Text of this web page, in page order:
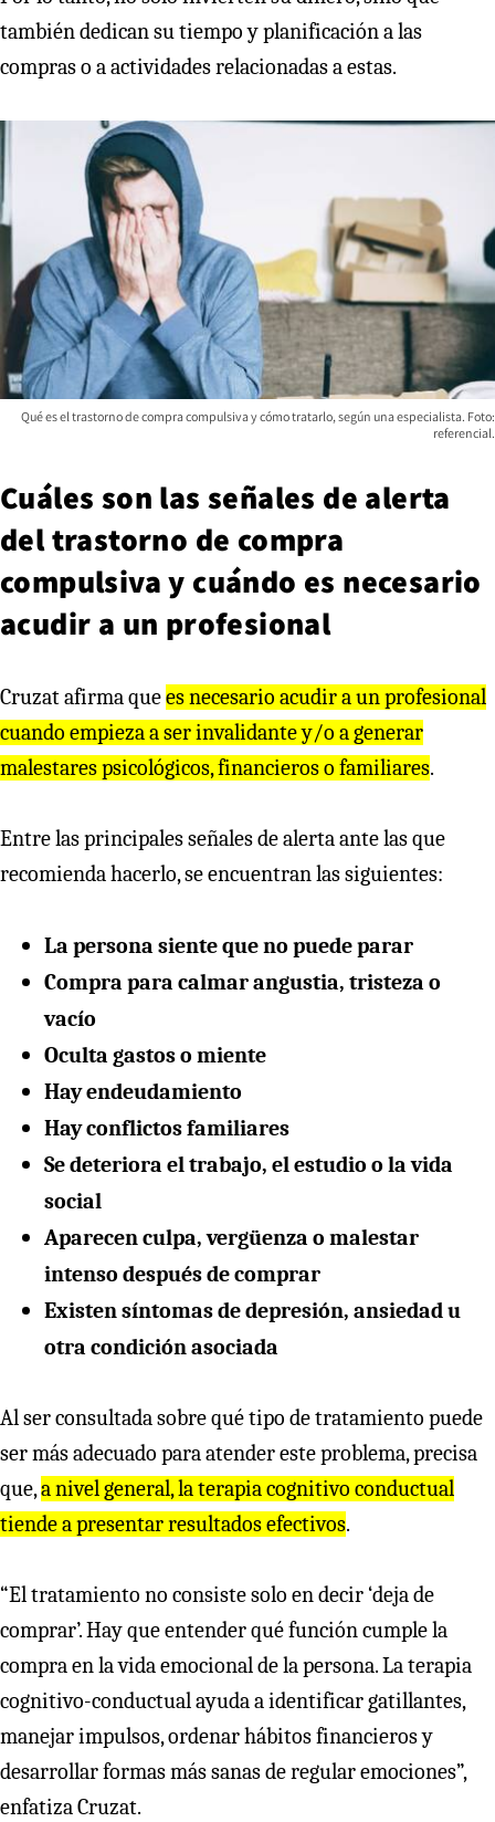
también dedican su tiempo y planificación a las
compras o a actividades relacionadas a estas.
Qué es el trastorno de compra compulsiva y cómo tratarlo, según una especialista. Foto:
referencial.
Cuáles son las señales de alerta
del trastorno de compra
compulsiva y cuándo es necesario
acudir a un profesional
Cruzat afirma quees necesario acudir a un profesional
cuando empieza a ser invalidante y/o a generar
malestares psicológicos, financieros o familiares.
Entre las principales señales de alerta ante las que
recomienda hacerlo, se encuentran las siguientes:
La persona siente que no puede parar
Compra para calmar angustia, tristeza o
vacío
Oculta gastos o miente
Hay endeudamiento
Hay conflictos familiares
Se deteriora el trabajo, el estudio o la vida
social
Aparecen culpa, vergüenza o malestar
intenso después de comprar
Existen síntomas de depresión, ansiedad u
otra condición asociada
Al ser consultada sobre qué tipo de tratamiento puede
ser más adecuado para atender este problema, precisa
que,a nivel general, la terapia cognitivo conductual
tiende a presentar resultados efectivos.
“El tratamiento no consiste solo en decir ‘deja de
comprar’. Hay que entender qué función cumple la
compra en la vida emocional de la persona. La terapia
cognitivo-conductual ayuda a identificar gatillantes,
manejar impulsos, ordenar hábitos financieros y
desarrollar formas más sanas de regular emociones”,
enfatiza Cruzat.